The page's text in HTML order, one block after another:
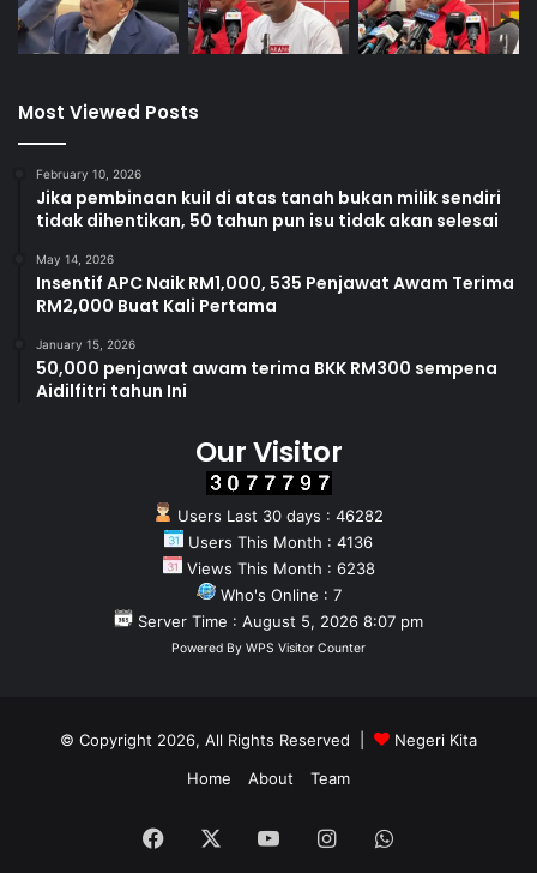
Most Viewed Posts
February 10, 2026
Jika pembinaan kuil di atas tanah bukan milik sendiri
tidak dihentikan, 50 tahun pun isu tidak akan selesai
May 14, 2026
Insentif APC Naik RM1,000, 535 Penjawat Awam Terima
RM2,000 Buat Kali Pertama
January 15, 2026
50,000 penjawat awam terima BKK RM300 sempena
Aidilfitri tahun Ini
Our Visitor
Users Last 30 days : 46282
Users This Month : 4136
Views This Month : 6238
Who's Online : 7
Server Time : August 5, 2026 8:07 pm
Powered By WPS Visitor Counter
© Copyright 2026, All Rights Reserved |
Negeri Kita
Home
About Team
Facebook YouTubeInstagramWhatsApp